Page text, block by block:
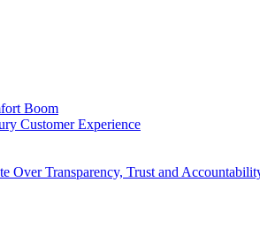
Boom
Customer Experience
Over Transparency, Trust and